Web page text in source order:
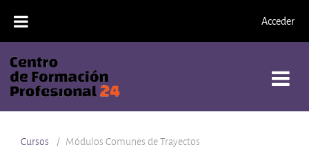
Acceder
Cursos Módulos Comunes de Trayectos